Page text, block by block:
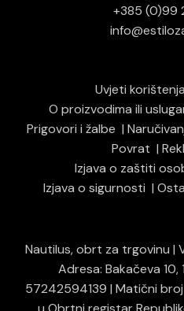
+385 (0)99
Uvjeti
O proizvodima ili
Prigovori i žalbe
Povrat
Izjava o zaštiti
Izjava o sigurnosti
Nautilus, obrt za trgovinu |
Adresa: Bakačeva 10,
57242594139 | Matični